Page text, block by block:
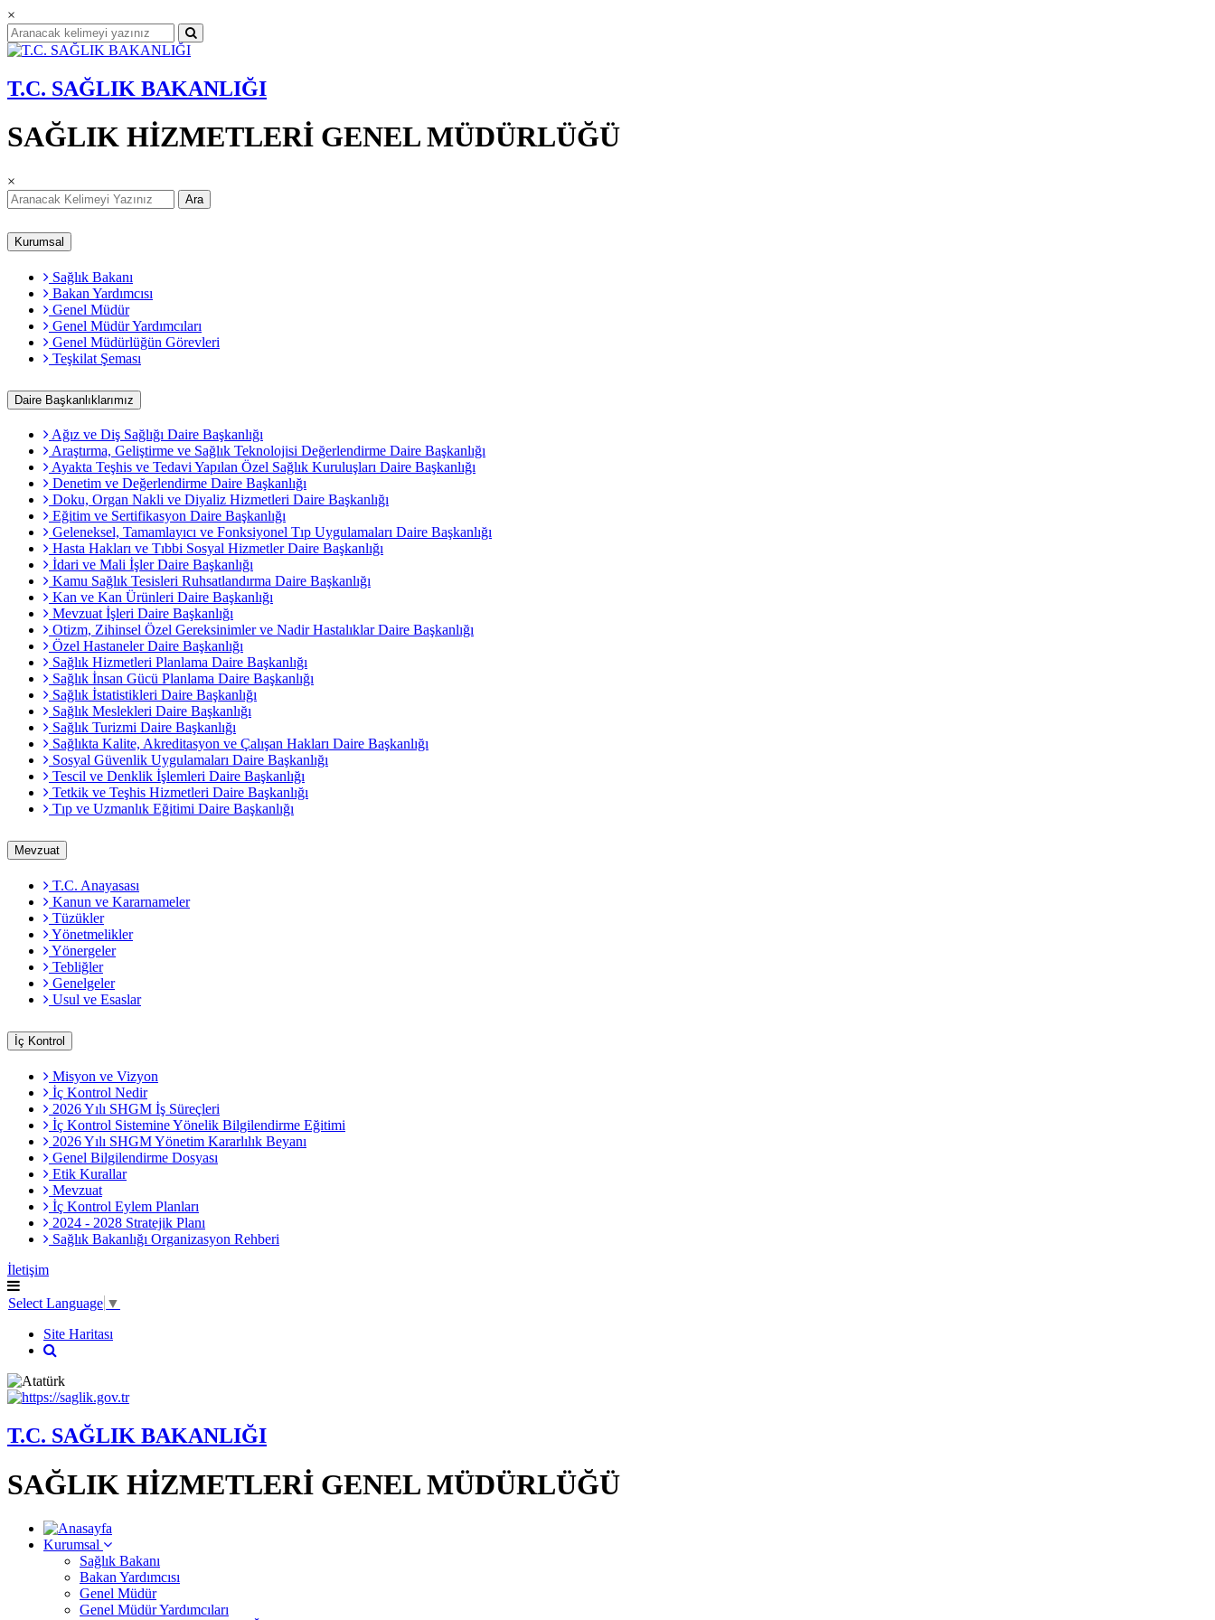
×
T.C. SAĞLIK BAKANLIĞI
SAĞLIK HİZMETLERİ GENEL MÜDÜRLÜĞÜ
×
Ara
Kurumsal
Sağlık Bakanı
Bakan Yardımcısı
Genel Müdür
Genel Müdür Yardımcıları
Genel Müdürlüğün Görevleri
Teşkilat Şeması
Daire Başkanlıklarımız
Ağız ve Diş Sağlığı Daire Başkanlığı
Araştırma, Geliştirme ve Sağlık Teknolojisi Değerlendirme Daire Başkanlığı
Ayakta Teşhis ve Tedavi Yapılan Özel Sağlık Kuruluşları Daire Başkanlığı
Denetim ve Değerlendirme Daire Başkanlığı
Doku, Organ Nakli ve Diyaliz Hizmetleri Daire Başkanlığı
Eğitim ve Sertifikasyon Daire Başkanlığı
Geleneksel, Tamamlayıcı ve Fonksiyonel Tıp Uygulamaları Daire Başkanlığı
Hasta Hakları ve Tıbbi Sosyal Hizmetler Daire Başkanlığı
İdari ve Mali İşler Daire Başkanlığı
Kamu Sağlık Tesisleri Ruhsatlandırma Daire Başkanlığı
Kan ve Kan Ürünleri Daire Başkanlığı
Mevzuat İşleri Daire Başkanlığı
Otizm, Zihinsel Özel Gereksinimler ve Nadir Hastalıklar Daire Başkanlığı
Özel Hastaneler Daire Başkanlığı
Sağlık Hizmetleri Planlama Daire Başkanlığı
Sağlık İnsan Gücü Planlama Daire Başkanlığı
Sağlık İstatistikleri Daire Başkanlığı
Sağlık Meslekleri Daire Başkanlığı
Sağlık Turizmi Daire Başkanlığı
Sağlıkta Kalite, Akreditasyon ve Çalışan Hakları Daire Başkanlığı
Sosyal Güvenlik Uygulamaları Daire Başkanlığı
Tescil ve Denklik İşlemleri Daire Başkanlığı
Tetkik ve Teşhis Hizmetleri Daire Başkanlığı
Tıp ve Uzmanlık Eğitimi Daire Başkanlığı
Mevzuat
T.C. Anayasası
Kanun ve Kararnameler
Tüzükler
Yönetmelikler
Yönergeler
Tebliğler
Genelgeler
Usul ve Esaslar
İç Kontrol
Misyon ve Vizyon
İç Kontrol Nedir
2026 Yılı SHGM İş Süreçleri
İç Kontrol Sistemine Yönelik Bilgilendirme Eğitimi
2026 Yılı SHGM Yönetim Kararlılık Beyanı
Genel Bilgilendirme Dosyası
Etik Kurallar
Mevzuat
İç Kontrol Eylem Planları
2024 - 2028 Stratejik Planı
Sağlık Bakanlığı Organizasyon Rehberi
İletişim
Select Language ▼
Site Haritası
T.C. SAĞLIK BAKANLIĞI
SAĞLIK HİZMETLERİ GENEL MÜDÜRLÜĞÜ
Kurumsal
Sağlık Bakanı
Bakan Yardımcısı
Genel Müdür
Genel Müdür Yardımcıları